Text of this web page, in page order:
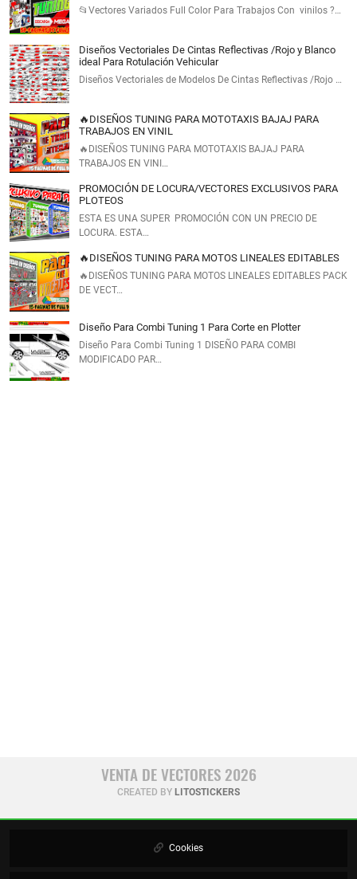
📂Vectores Variados Full Color Para Trabajos Con vinilos ?…
Diseños Vectoriales De Cintas Reflectivas /Rojo y Blanco
ideal Para Rotulación Vehicular
Diseños Vectoriales de Modelos De Cintas Reflectivas /Rojo …
🔥DISEÑOS TUNING PARA MOTOTAXIS BAJAJ PARA
TRABAJOS EN VINIL
🔥DISEÑOS TUNING PARA MOTOTAXIS BAJAJ PARA
TRABAJOS EN VINI…
PROMOCIÓN DE LOCURA/VECTORES EXCLUSIVOS PARA
PLOTEOS
ESTA ES UNA SUPER PROMOCIÓN CON UN PRECIO DE
LOCURA. ESTA…
🔥DISEÑOS TUNING PARA MOTOS LINEALES EDITABLES
🔥DISEÑOS TUNING PARA MOTOS LINEALES EDITABLES PACK
DE VECT…
Diseño Para Combi Tuning 1 Para Corte en Plotter
Diseño Para Combi Tuning 1 DISEÑO PARA COMBI
MODIFICADO PAR…
VENTA DE VECTORES 2026
CREATED BY LITOSTICKERS
Cookies